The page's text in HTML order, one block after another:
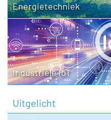
Energietechniek
Industriële IoT
Uitgelicht